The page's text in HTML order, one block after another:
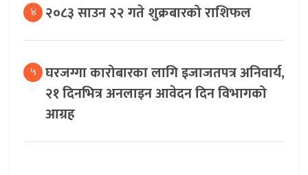
४ २०८३ साउन २२ गते शुक्रबारको राशिफल
५ घरजग्गा कारोबारका लागि इजाजतपत्र अनिवार्य,
२१ दिनभित्र अनलाइन आवेदन दिन विभागको
आग्रह